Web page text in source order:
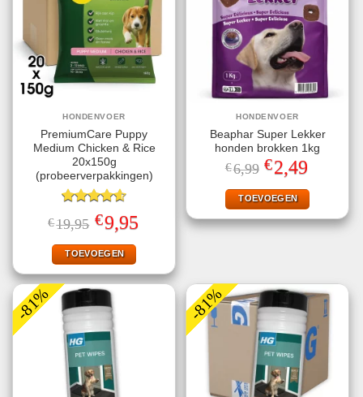
HONDENVOER
PremiumCare Puppy
Medium Chicken & Rice
20x150g
(probeerverpakkingen)
Gewaardeerd
4.60uit 5
€19,95 Oorspronkelijke
prijs
was:
€19,95.
€9,95prijs
TOEVOEGEN
HONDENVOER
Beaphar Super Lekker
honden brokken 1kg
€6,99 Oorspronkelijke
prijs
was:
€6,99.
€2,49
is:
€2,49.
TOEVOEGEN
-81% -81%